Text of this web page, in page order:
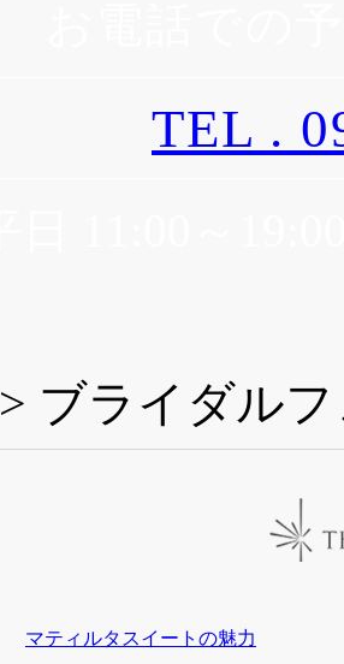
TEL .
> ブライダル
マティルタスイートの魅力